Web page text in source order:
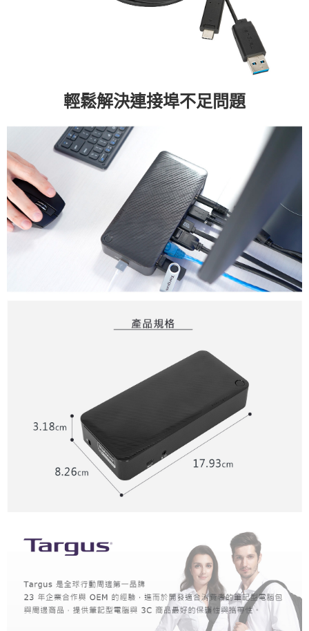
輕鬆解決連接埠不足問題